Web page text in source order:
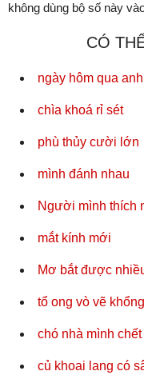
không dùng bộ số này
CÓ
ngày hôm qua
chìa khoá rỉ sét
phù thủy cười lớn
mình đánh nhau
Người mình thích
mắt kính mới
Mơ bắt được
tổ ong vò vẽ
chó nhà mình chết
củ khoai lang có